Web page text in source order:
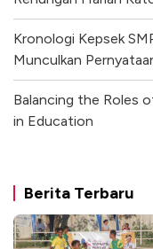
Kronologi Kepsek
Munculkan
Balancing the Roles
in Education
Berita Terbaru